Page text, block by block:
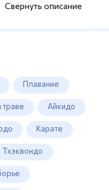
Свернуть описание
Плавание
траве Айкидо
Карате
Тхэквондо